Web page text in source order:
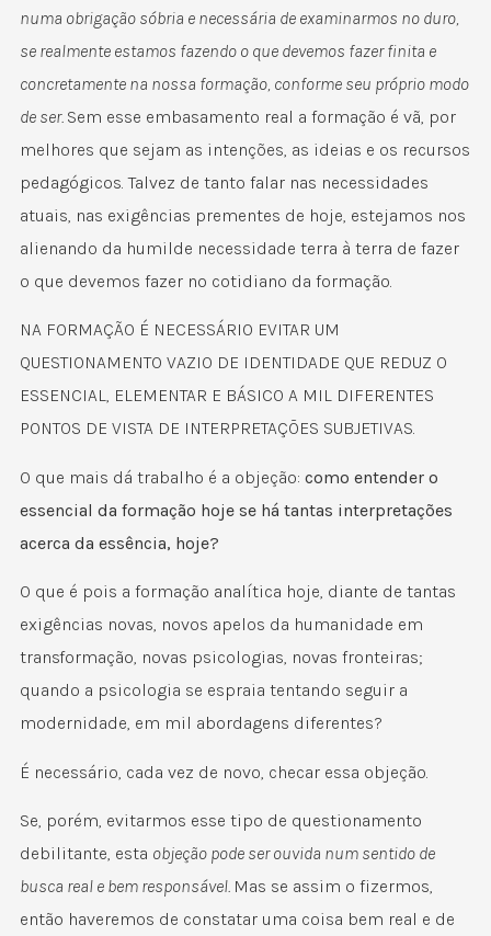
numa obrigação sóbria e necessária de examinarmos no duro,
se realmente estamos fazendo o que devemos fazer finita e
concretamente na nossa formação, conforme seu próprio modo
de ser. Sem esse embasamento real a formação é vã, por
melhores que sejam as intenções, as ideias e os recursos
pedagógicos. Talvez de tanto falar nas necessidades
atuais, nas exigências prementes de hoje, estejamos nos
alienando da humilde necessidade terra à terra de fazer
o que devemos fazer no cotidiano da formação.
NA FORMAÇÃO É NECESSÁRIO EVITAR UM
QUESTIONAMENTO VAZIO DE IDENTIDADE QUE REDUZ O
ESSENCIAL, ELEMENTAR E BÁSICO A MIL DIFERENTES
PONTOS DE VISTA DE INTERPRETAÇÕES SUBJETIVAS.
O que mais dá trabalho é a objeção: como entender o
essencial da formação hoje se há tantas interpretações
acerca da essência, hoje?
O que é pois a formação analítica hoje, diante de tantas
exigências novas, novos apelos da humanidade em
transformação, novas psicologias, novas fronteiras;
quando a psicologia se espraia tentando seguir a
modernidade, em mil abordagens diferentes?
É necessário, cada vez de novo, checar essa objeção.
Se, porém, evitarmos esse tipo de questionamento
debilitante, esta objeção pode ser ouvida num sentido de
busca real e bem responsável. Mas se assim o fizermos,
então haveremos de constatar uma coisa bem real e de